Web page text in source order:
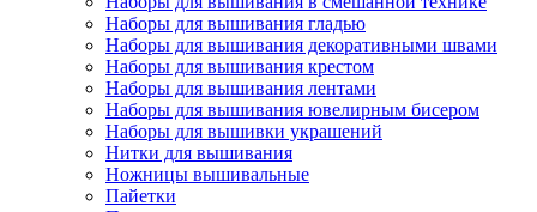
Наборы для вышивания гладью
Наборы для вышивания декоративными швами
Наборы для вышивания крестом
Наборы для вышивания лентами
Наборы для вышивания ювелирным бисером
Наборы для вышивки украшений
Нитки для вышивания
Ножницы вышивальные
Пайетки